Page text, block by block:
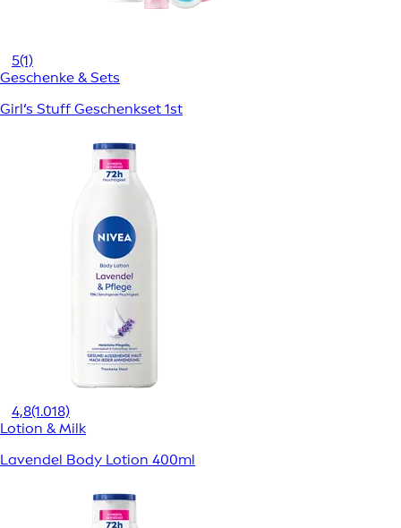
5(1)
Geschenke & Sets
Girl‘s Stuff Geschenkset 1st
4,8(1.018)
Lotion & Milk
Lavendel Body Lotion 400ml